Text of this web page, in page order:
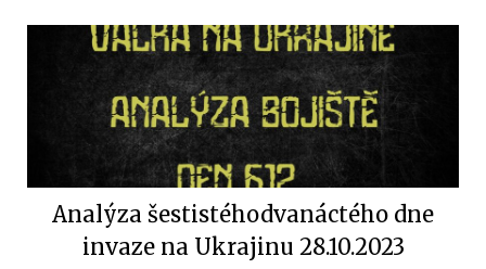
Analýza šestistéhodvanáctého dne
invaze na Ukrajinu 28.10.2023